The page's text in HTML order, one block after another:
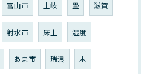
富山市 土岐 畳 滋賀
射水市 床上 湿度
あま市 瑞浪 木